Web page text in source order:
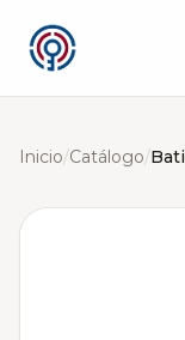
Inicio/Catálogo/